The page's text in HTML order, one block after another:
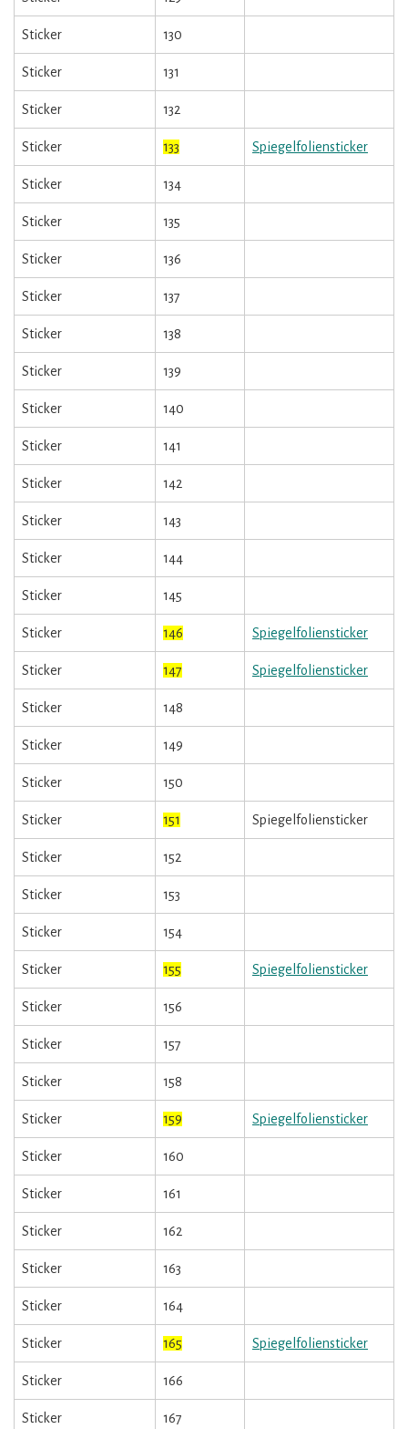
Sticker 130
Sticker 131
Sticker 132
Sticker 133 Spiegelfoliensticker
Sticker 134
Sticker 135
Sticker 136
Sticker 137
Sticker 138
Sticker 139
Sticker 140
Sticker 141
Sticker 142
Sticker 143
Sticker 144
Sticker 145
Sticker 146 Spiegelfoliensticker
Sticker 147 Spiegelfoliensticker
Sticker 148
Sticker 149
Sticker 150
Sticker 151 Spiegelfoliensticker
Sticker 152
Sticker 153
Sticker 154
Sticker 155 Spiegelfoliensticker
Sticker 156
Sticker 157
Sticker 158
Sticker 159 Spiegelfoliensticker
Sticker 160
Sticker 161
Sticker 162
Sticker 163
Sticker 164
Sticker 165 Spiegelfoliensticker
Sticker 166
Sticker 167